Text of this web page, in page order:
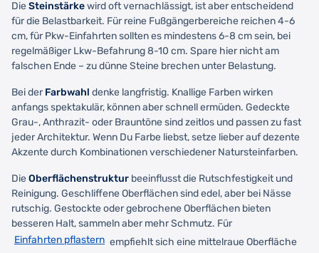
DieSteinstärkewird oft vernachlässigt, ist aber entscheidend
für die Belastbarkeit. Für reine Fußgängerbereiche reichen 4-6
cm, für Pkw-Einfahrten sollten es mindestens 6-8 cm sein, bei
regelmäßiger Lkw-Befahrung 8-10 cm. Spare hier nicht am
falschen Ende – zu dünne Steine brechen unter Belastung.
Bei derFarbwahl denke langfristig. Knallige Farben wirken
anfangs spektakulär, können aber schnell ermüden. Gedeckte
Grau-, Anthrazit- oder Brauntöne sind zeitlos und passen zu fast
jeder Architektur. Wenn Du Farbe liebst, setze lieber auf dezente
Akzente durch Kombinationen verschiedener Natursteinfarben.
DieOberflächenstruktur beeinflusst die Rutschfestigkeit und
Reinigung. Geschliffene Oberflächen sind edel, aber bei Nässe
rutschig. Gestockte oder gebrochene Oberflächen bieten
besseren Halt, sammeln aber mehr Schmutz. Für
Einfahrten pflastern empfiehlt sich eine mittelraue Oberfläche